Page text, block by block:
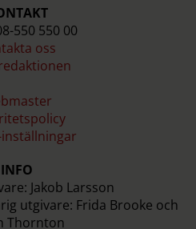
550 550 00
oss
inställningar
INFO
Jakob Larsson
utgivare: Frida Brooke och
Thornton